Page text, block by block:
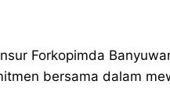
Forkopimda
bersama dalam